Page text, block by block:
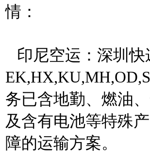
情：
印尼空运：深圳快
务已含地勤、燃油
及含有电池等特殊
障的运输方案。